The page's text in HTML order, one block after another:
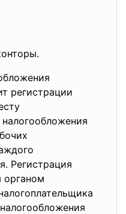
регистрации
налогообложения
Регистрация
органом
налогообложения